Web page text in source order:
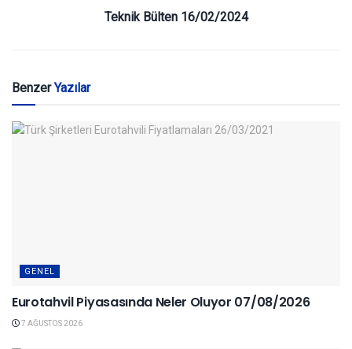
Teknik Bülten 16/02/2024
BenzerYazılar
GENEL
Eurotahvil Piyasasında Neler Oluyor 07/08/2026
7 AĞUSTOS 2026